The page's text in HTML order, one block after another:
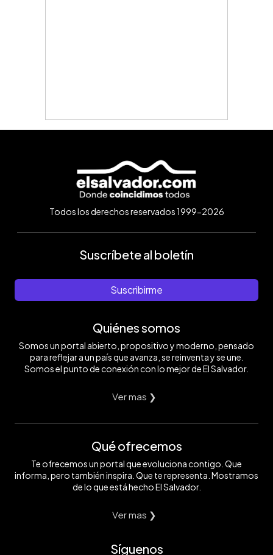
Todos los derechos reservados 1999-2026
Suscríbete al boletín
Suscribirme
Quiénes somos
Somos un portal abierto, propositivo y moderno, pensado
para reflejar a un país que avanza, se reinventa y se une.
Somos el punto de conexión con lo mejor de El Salvador.
Ver mas ❯
Qué ofrecemos
Te ofrecemos un portal que evoluciona contigo. Que
informa, pero también inspira. Que te representa. Mostramos
de lo que está hecho El Salvador.
Ver mas ❯
Síguenos